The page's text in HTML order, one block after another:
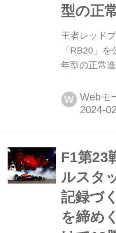
型の正
王者レッド
「RB20」
年型の正常
は、2月29日
に向けて
る中、その
ンを披露し
向けて...
W Webモ
F1第23
ルスタ
記録づ
を締め